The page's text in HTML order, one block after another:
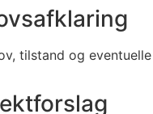
tilstand og